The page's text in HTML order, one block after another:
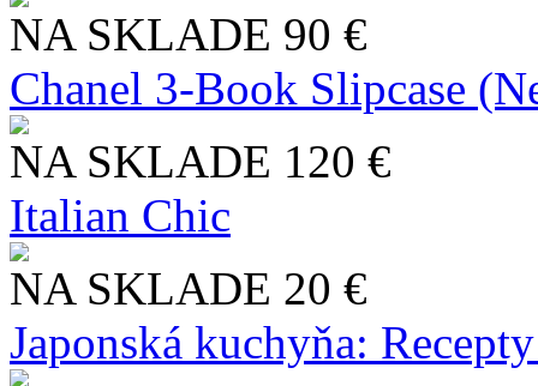
NA SKLADE 90 €
Chanel 3-Book Slipcase
NA SKLADE 120 €
Italian Chic
NA SKLADE 20 €
Japonská kuchyňa: